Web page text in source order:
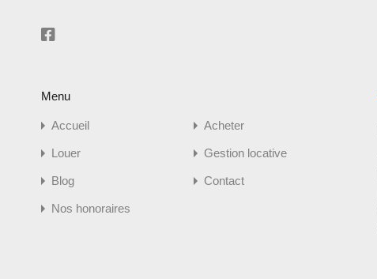
Menu
Accueil Acheter
Louer Gestion locative
Blog Contact
Nos honoraires